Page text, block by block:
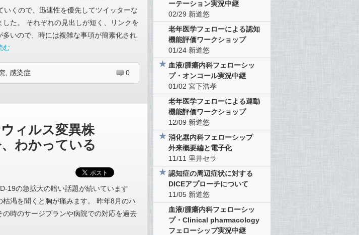
いくので、迅速性を優先してツイッターな
た。 それぞれの見出しが短く、リンクを
いので、時には複雑な事項が簡素化され
む
感染症 0
ィルス変異株
わかっている
19の急拡大の暗い話題が続いています
渇を聞くと胸が痛みます。 昨年8月のハ
時のサージプランや病院での対応を過去
ーテーション実況中継
02/29 新道悠
老年医学フェローによる認知
機能評価ワークショップ
01/24 新道悠
血液/腫瘍内科フェローシッ
プ・オンコール実況中継
01/02 宮下浩孝
老年医学フェローによる運動
機能評価ワークショップ
12/09 新道悠
消化器内科フェローシップ
外来概要編と電子化
11/11 里井セラ
認知症の周辺症状に対する
DICEアプローチについて
11/05 新道悠
血液/腫瘍内科フェローシッ
プ・Clinical pharmacology
フェローシップ実況中継